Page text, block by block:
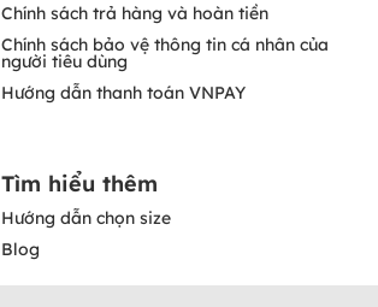
Chính sách trả hàng và hoàn tiền
Chính sách bảo vệ thông tin cá nhân của
người tiêu dùng
Hướng dẫn thanh toán VNPAY
Tìm hiểu thêm
Hướng dẫn chọn size
Blog